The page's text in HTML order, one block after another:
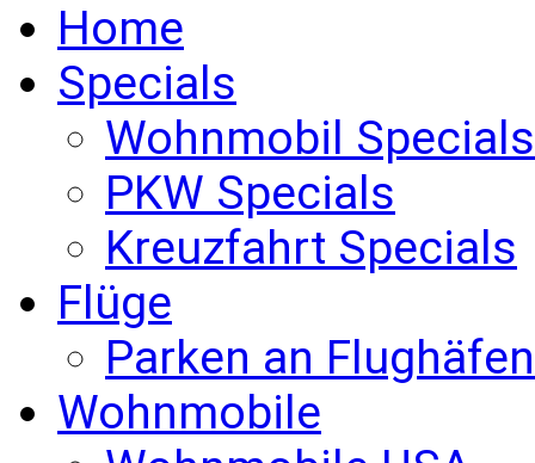
Home
Specials
Wohnmobil Specials
PKW Specials
Kreuzfahrt Specials
Flüge
Parken an Flughäfen
Wohnmobile